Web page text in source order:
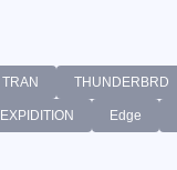
TRAN THUNDERBRD
EXPIDITION Edge